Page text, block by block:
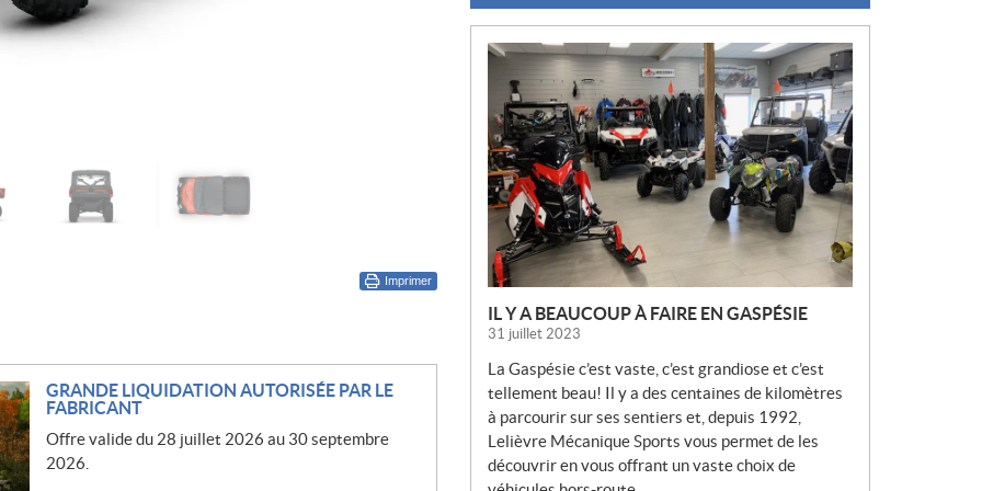
Imprimer
GRANDE LIQUIDATION AUTORISÉE PAR LE
FABRICANT
Offre valide du 28 juillet 2026 au 30 septembre
2026.
N
U
V
E
L
L
E
S
IL Y A BEAUCOUP À FAIRE EN GASPÉSIE
31 juillet 2023
La Gaspésie c’est vaste, c’est grandiose et c’est
tellement beau! Il y a des centaines de kilomètres
à parcourir sur ses sentiers et, depuis 1992,
Lelièvre Mécanique Sports vous permet de les
découvrir en vous offrant un vaste choix de